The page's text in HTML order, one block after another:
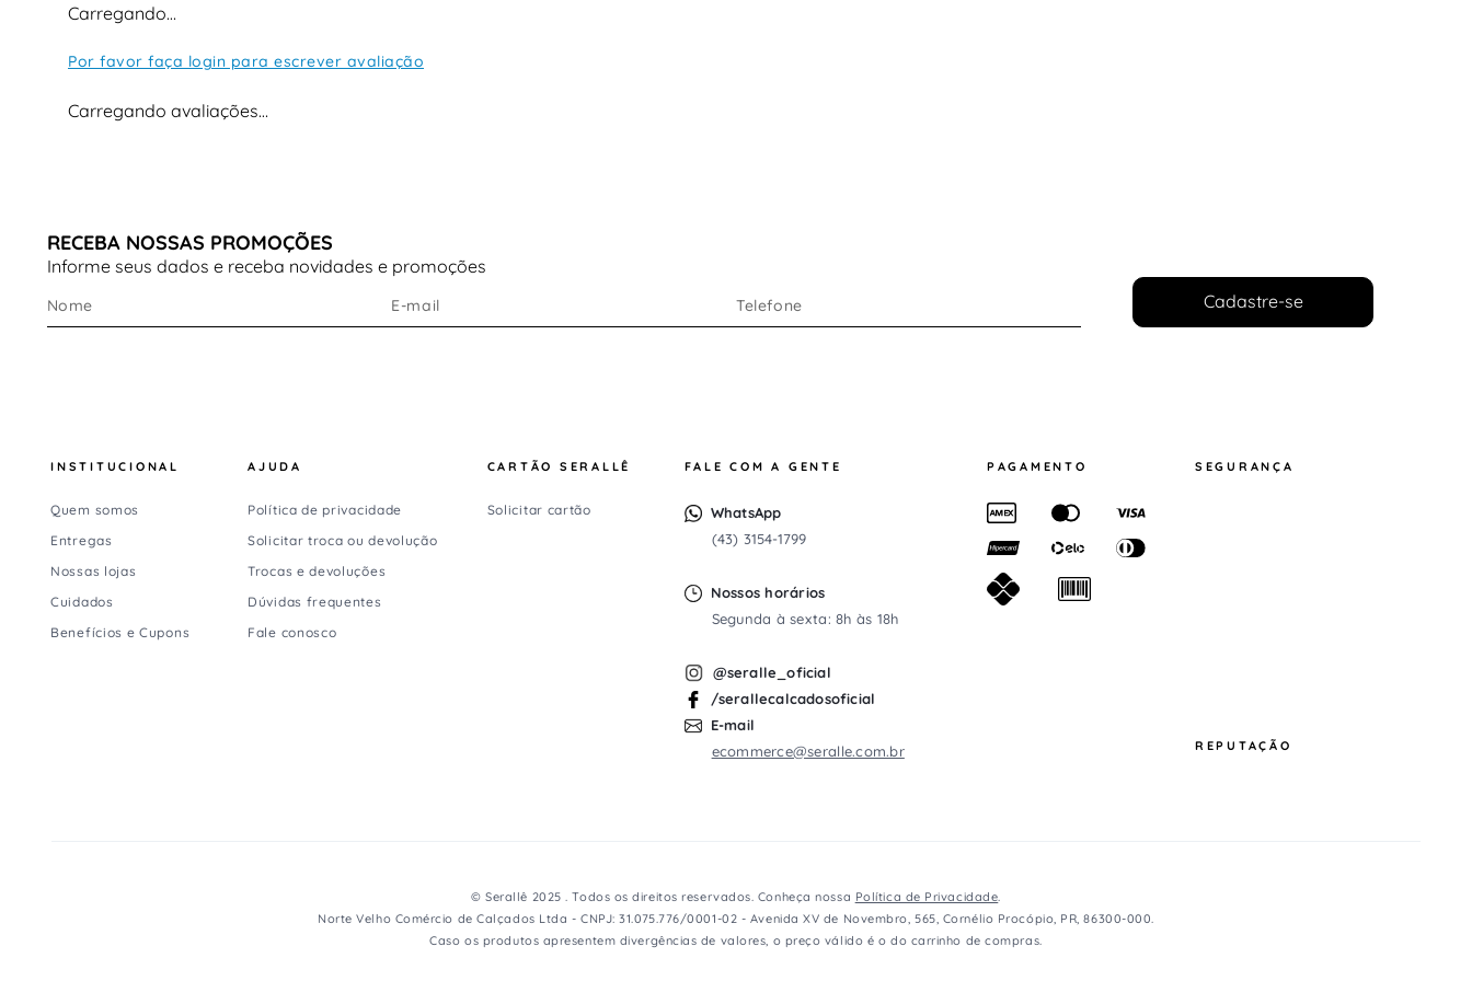
Carregando…
Por favor faça login para escrever avaliação
Carregando avaliações…
RECEBA NOSSAS PROMOÇÕES
Informe seus dados e receba novidades e promoções
Cadastre-se
INSTITUCIONAL
Quem somos
Entregas
Nossas lojas
Cuidados
Benefícios e Cupons
AJUDA
Política de privacidade
Solicitar troca ou devolução
Trocas e devoluções
Dúvidas frequentes
Fale conosco
CARTÃO SERALLÊ
Solicitar cartão
FALE COM A GENTE
WhatsApp
(43) 3154-1799
Nossos horários
Segunda à sexta: 8h às 18h
@seralle_oficial
/serallecalcadosoficial
E-mail
ecommerce@seralle.com.br
PAGAMENTO SEGURANÇA
REPUTAÇÃO
© Serallê 2025 . Todos os direitos reservados. Conheça nossa Política de Privacidade.
Norte Velho Comércio de Calçados Ltda - CNPJ: 31.075.776/0001-02 - Avenida XV de Novembro, 565, Cornélio Procópio, PR, 86300-000.
Caso os produtos apresentem divergências de valores, o preço válido é o do carrinho de compras.